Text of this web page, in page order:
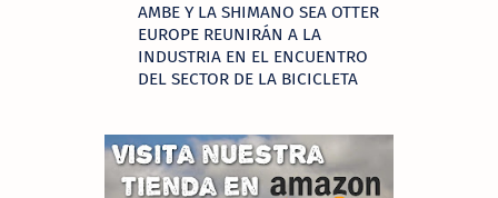
AMBE Y LA SHIMANO SEA OTTER
EUROPE REUNIRÁN A LA
INDUSTRIA EN EL ENCUENTRO
DEL SECTOR DE LA BICICLETA